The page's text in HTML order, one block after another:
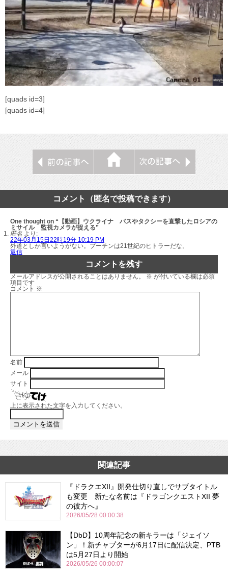
[quads id=3]
[quads id=4]
コメント（匿名で投稿できます）
One thought on “【動画】ウクライナ バスやタクシーを直撃したロシアの
ミサイル 監視カメラが捉える”
匿名 より:
22年03月15日22時19分 10:19 PM
外道としか言いようがない。プーチンは21世紀のヒトラーだな。
返信
コメントを残す
メールアドレスが公開されることはありません。 ※ が付いている欄は必須
項目です
コメント ※
名前
メール
サイト
上に表示された文字を入力してください。
関連記事
『ドラクエXII』開発仕切り直しでサブタイトル
も変更 新たな名前は『ドラゴンクエストXII 夢
の彼方へ』
2026/05/28 00:00:38
【DbD】10周年記念の新キラーは「ジェイソ
ン」！新チャプターが6月17日に配信決定、PTB
は5月27日より開始
2026/05/26 00:00:07